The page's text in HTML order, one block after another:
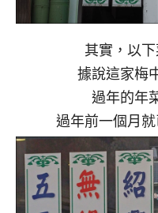
其實，以
據說這家梅
過年的年
過年前一個月